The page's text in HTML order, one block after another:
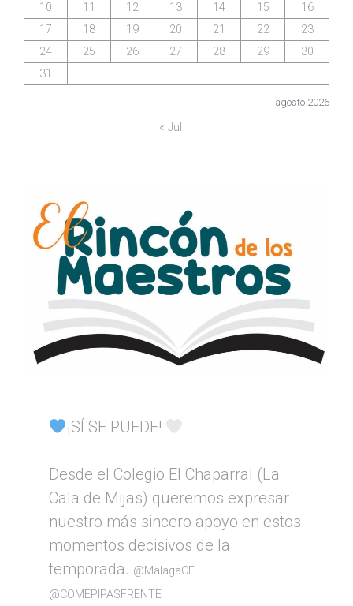
agosto 2026
10
11 12 13 14 15
16
17
18 19 20 21 22
23
24
25 26 27 28 29
30
31
« Jul
¡SÍ SE PUEDE!
Desde el Colegio El Chaparral (La
Cala de Mijas) queremos expresar
nuestro más sincero apoyo en estos
momentos decisivos de la
temporada. @MalagaCF
@COMEPIPASFRENTE